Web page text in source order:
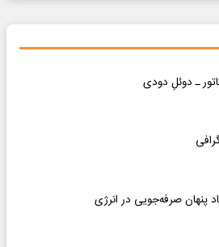
ـ دوئلِ دودی
پنهان صرفه‌جویی در انرژی